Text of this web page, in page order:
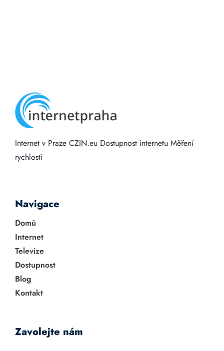
Internet v Praze CZIN.eu Dostupnost internetu Měření
rychlosti
Navigace
Domů
Internet
Televize
Dostupnost
Blog
Kontakt
Zavolejte nám